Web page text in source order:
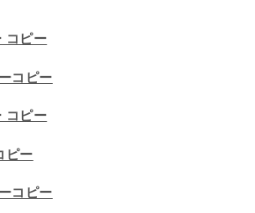
コピー
コピー
コピー
ピー
コピー